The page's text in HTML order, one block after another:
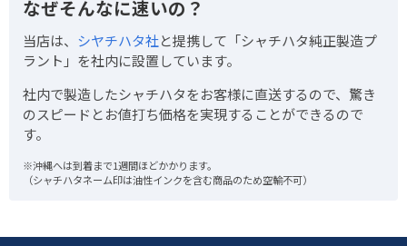
なぜそんなに速いの？
当店は、 シヤチハタ社と提携して「シャチハタ純正製造プ
ラント」を社内に設置しています。
社内で製造したシャチハタをお客様に直送するので、驚き
のスピードとお値打ち価格を実現することができるので
す。
※沖縄へは到着まで1週間ほどかかります。
（シャチハタネーム印は油性インクを含む商品のため空輸不可）